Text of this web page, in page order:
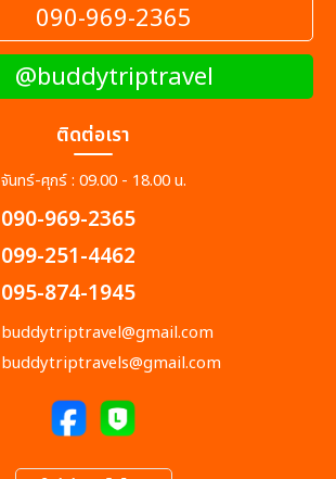
090-969-2365
@buddytriptravel
ติดต่อเรา
จันทร์-ศุกร์ : 09.00 - 18.00 น.
090-969-2365
099-251-4462
095-874-1945
buddytriptravel@gmail.com
buddytriptravels@gmail.com